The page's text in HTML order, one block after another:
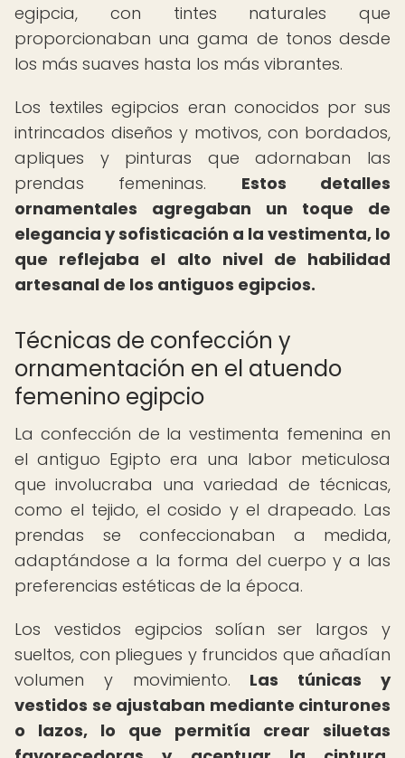
egipcia, con tintes naturales que
proporcionaban una gama de tonos desde
los más suaves hasta los más vibrantes.
Los textiles egipcios eran conocidos por sus
intrincados diseños y motivos, con bordados,
apliques y pinturas que adornaban las
prendas femeninas. Estos detalles
ornamentales agregaban un toque de
elegancia y sofisticación a la vestimenta, lo
que reflejaba el alto nivel de habilidad
artesanal de los antiguos egipcios.
Técnicas de confección y
ornamentación en el atuendo
femenino egipcio
La confección de la vestimenta femenina en
el antiguo Egipto era una labor meticulosa
que involucraba una variedad de técnicas,
como el tejido, el cosido y el drapeado. Las
prendas se confeccionaban a medida,
adaptándose a la forma del cuerpo y a las
preferencias estéticas de la época.
Los vestidos egipcios solían ser largos y
sueltos, con pliegues y fruncidos que añadían
volumen y movimiento. Las túnicas y
vestidos se ajustaban mediante cinturones
o lazos, lo que permitía crear siluetas